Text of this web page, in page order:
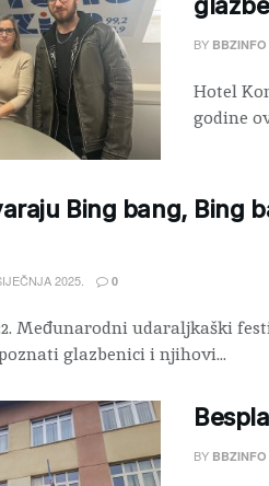
BY BBZINFO
Hotel
godine
Bing bang, Bing
2025. 0
Međunarodni udaraljkaški
glazbenici i njihovi...
BY BBZINFO